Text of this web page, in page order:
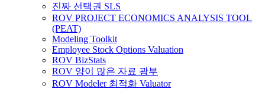
진짜 선택권 SLS
ROV PROJECT ECONOMICS ANALYSIS TOOL
(PEAT)
Modeling Toolkit
Employee Stock Options Valuation
ROV BizStats
ROV 양이 많은 자료 광부
ROV Modeler 최적화 Valuator